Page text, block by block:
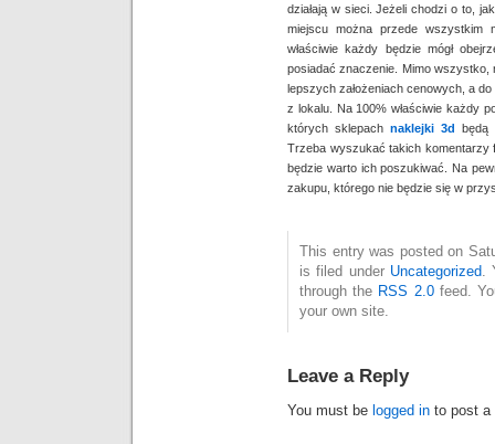
działają w sieci. Jeżeli chodzi o to,
miejscu można przede wszystkim
właściwie każdy będzie mógł
posiadać znaczenie. Mimo
lepszych założeniach cenowych, a
z lokalu. Na 100% właściwie każdy
których sklepach naklejki 3d będą
Trzeba wyszukać takich komentarzy
będzie warto ich poszukiwać. Na
zakupu, którego nie będzie się w
This entry was posted on
is filed under Uncategorized.
through the RSS 2.0feed.
your own site.
Leave a Reply
You must be logged in to post a